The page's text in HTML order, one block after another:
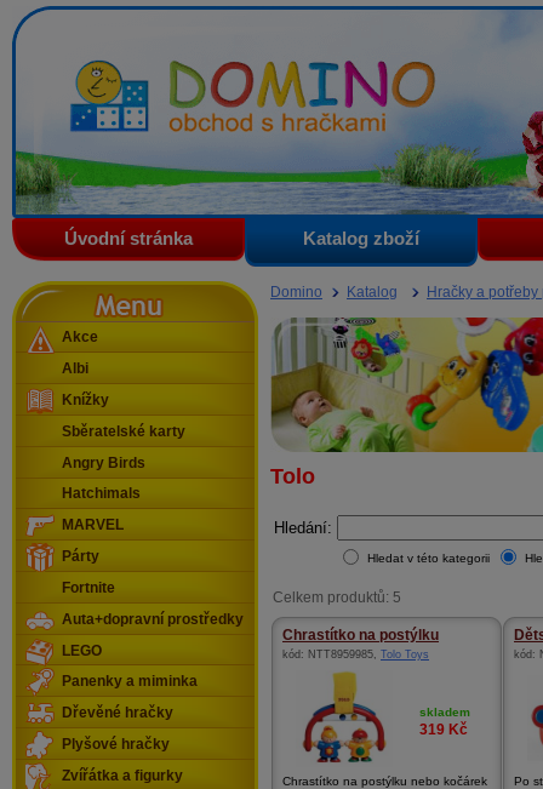
Domino - obchod s hračkami
Úvodní stránka Katalog zboží
Domino Katalog Hračky a
Tolo
Hledání:
Hledat v této kategorii
Celkem produktů: 5
Chrastítko na postýlku
kód: NTT8959985, Tolo Toys
skladem
319 Kč
Chrastítko na postýlku nebo kočárek
kód:
Po
Menu
Akce
Albi
Knížky
Sběratelské karty
Angry Birds
Hatchimals
MARVEL
Párty
Fortnite
Auta+dopravní prostředky
LEGO
Panenky a miminka
Dřevěné hračky
Plyšové hračky
Zvířátka a figurky